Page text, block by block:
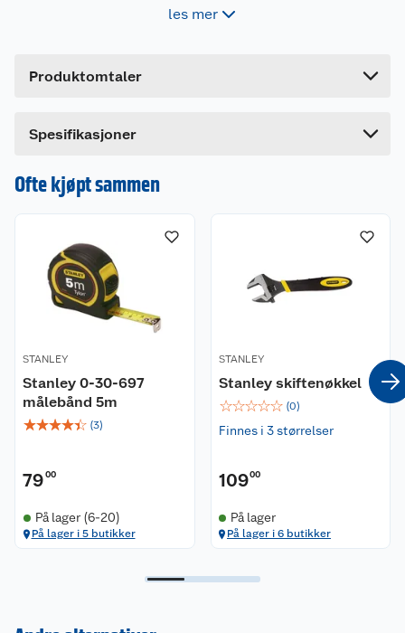
og mur.
les mer
Produktomtaler
Dette produktet har ikke fått noen omtale ennå.
en omtale.
Spesifikasjoner
Ofte kjøpt sammen
STANLEY
Stanley 0-30-697
målebånd 5m
☆☆☆☆☆ (3)
7900
På lager (6-20)
På lager i 5 butikker
STANLEY
Stanley skiftenøkkel
☆☆☆☆☆ (0)
Finnes i 3 størrelser
10900
På lager
På lager i 6 butikker